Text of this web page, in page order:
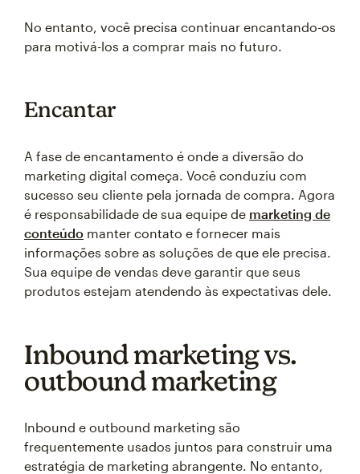
No entanto, você precisa continuar encantando-os
para motivá-los a comprar mais no futuro.
Encantar
A fase de encantamento é onde a diversão do
marketing digital começa. Você conduziu com
sucesso seu cliente pela jornada de compra. Agora
é responsabilidade de sua equipe de marketing de
conteúdo manter contato e fornecer mais
informações sobre as soluções de que ele precisa.
Sua equipe de vendas deve garantir que seus
produtos estejam atendendo às expectativas dele.
Inbound marketing vs.
outbound marketing
Inbound e outbound marketing são
frequentemente usados juntos para construir uma
estratégia de marketing abrangente. No entanto,